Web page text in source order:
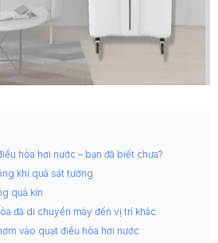
hòa hơi nước – bạn đã biết chưa?
khí quá sát tường
quá kín
đã di chuyển máy đến vị trí khác
vào quạt điều hòa hơi nước